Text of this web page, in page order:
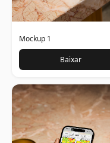
Mockup 1
Baixar